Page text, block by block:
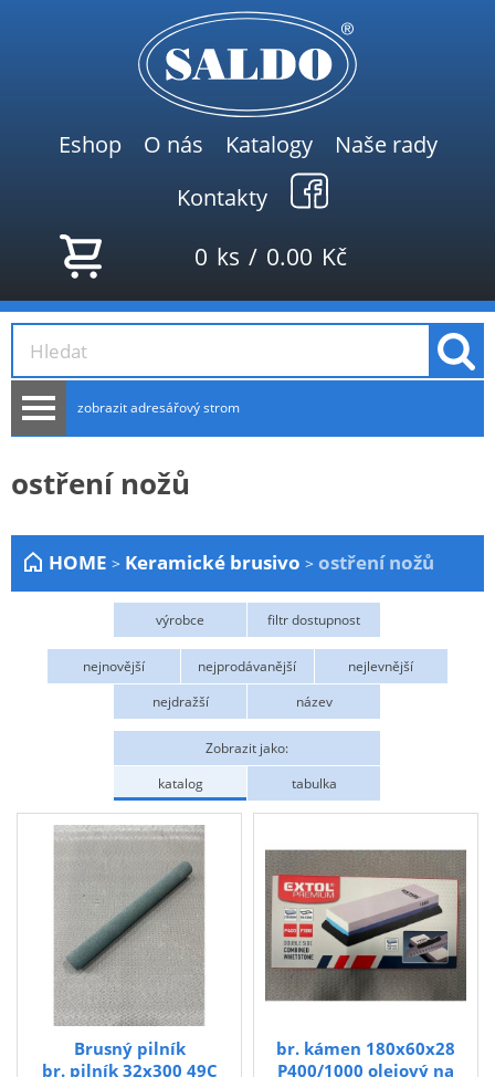
Eshop O nás Katalogy
Naše rady
Kontakty
0 ks / 0.00 Kč
zobrazit adresářový strom
NOVINKY
Plachty
Žebříky a schůdky
Stavební míchačky
NÁDOBY
Kemping
NÁBYTEK - spojovací materiál a příslušenství
Ploty a pletiva
Úložné boxy na nářadí
Ochranné pomůcky
Keramické brusivo
Flex. kotouče
Brusivo na podložce
Leštění
ostření nožů
HOME > Keramické brusivo > ostření nožů
výrobce filtr dostupnost
Hašpl TYROLIT
Skladem
nejnovější nejprodávanější
nejlevnější
nejdražší
název
Zobrazit jako:
katalog
tabulka
br. pilník 32x300 49C
Brusný pilník
br. kámen 180x60x28
P400/1000 olejový na